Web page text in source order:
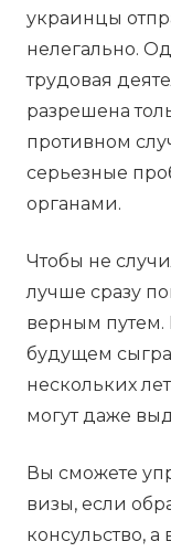
украинцы
нелегально.
трудовая
разрешена
противном
серьезные
органами.
Чтобы не
лучше сразу
верным путем.
будущем
нескольких
могут даже
Вы сможете
визы, если
консульство,